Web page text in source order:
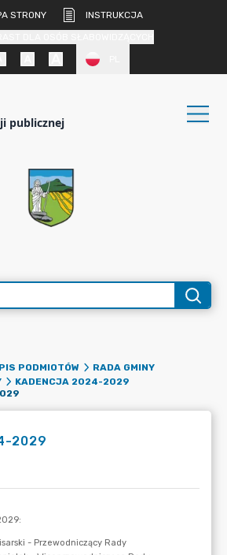
STRONY
INSTRUKCJA
publicznej
PODMIOTÓW
RADA GMINY
KADENCJA 2024-2029
2029